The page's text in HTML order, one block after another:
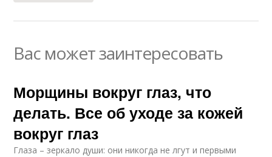
Вас может заинтересовать
Морщины вокруг глаз, что
делать. Все об уходе за кожей
вокруг глаз
Глаза – зеркало души: они никогда не лгут и первыми